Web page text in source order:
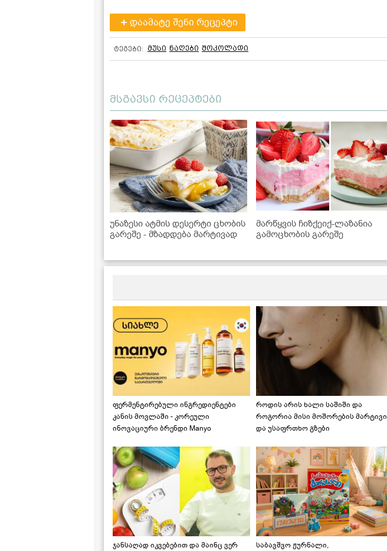
დაამატე შენი რეცეპტი
ტეგები: მუსი ნაღები შოკოლადი
მსგავსი რეცეპტები
უნაზესი ატმის დესერტი ცხობის
გარეშე - მზადდება მარტივად
მარწყვის ჩიზქეიქ-ლაზანია
გამოცხობის გარეშე
ფერმენტირებული ინგრედიენტები
კანის მოვლაში - კორეული
ინოვაციური ბრენდი Manyo
როდის არის ხალი საშიში და
როგორია მისი მოშორების მარტივი
და უსაფრთხო გზები
ჯანსაღად იკვებებით და მაინც ვერ
საბავშვო ჟურნალი,